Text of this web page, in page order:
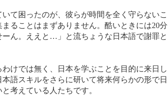
て困ったのが、彼らが時間を全く守らないこ
ることはまずありません。酷いときには20分
ん。ええと…」と流ちょうな日本語で謝罪と
けでは無く、日本を学ぶことを目的に来日し
語スキルをさらに研いて将来何らかの形で日
考えている人たちです。